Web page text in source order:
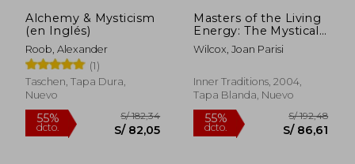
Alchemy & Mysticism
(en Inglés)
Roob, Alexander
(1)
Taschen, Tapa Dura,
Nuevo
Masters of the Living
Energy: The Mystical
World of the Q'Ero of
Peru (en Inglés)
Wilcox, Joan Parisi
Inner Traditions, 2004,
Tapa Blanda, Nuevo